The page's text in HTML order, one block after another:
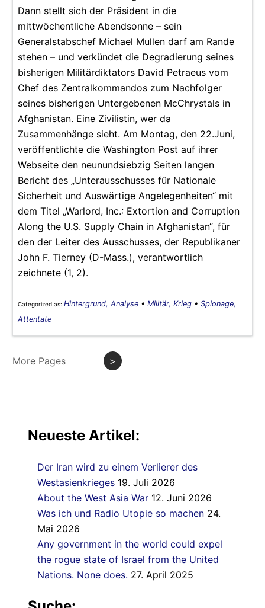
Dann stellt sich der Präsident in die
mittwöchentliche Abendsonne – sein
Generalstabschef Michael Mullen darf am Rande
stehen – und verkündet die Degradierung seines
bisherigen Militärdiktators David Petraeus vom
Chef des Zentralkommandos zum Nachfolger
seines bisherigen Untergebenen McChrystals in
Afghanistan. Eine Zivilistin, wer da
Zusammenhänge sieht. Am Montag, den 22.Juni,
veröffentlichte die Washington Post auf ihrer
Webseite den neunundsiebzig Seiten langen
Bericht des „Unterausschusses für Nationale
Sicherheit und Auswärtige Angelegenheiten“ mit
dem Titel „Warlord, Inc.: Extortion and Corruption
Along the U.S. Supply Chain in Afghanistan“, für
den der Leiter des Ausschusses, der Republikaner
John F. Tierney (D-Mass.), verantwortlich
zeichnete (1, 2).
Categorized as: Hintergrund, Analyse • Militär, Krieg • Spionage,
Attentate
More Pages >
Neueste Artikel:
Der Iran wird zu einem Verlierer des
Westasienkrieges 19. Juli 2026
About the West Asia War 12. Juni 2026
Was ich und Radio Utopie so machen 24.
Mai 2026
Any government in the world could expel
the rogue state of Israel from the United
Nations. None does. 27. April 2025